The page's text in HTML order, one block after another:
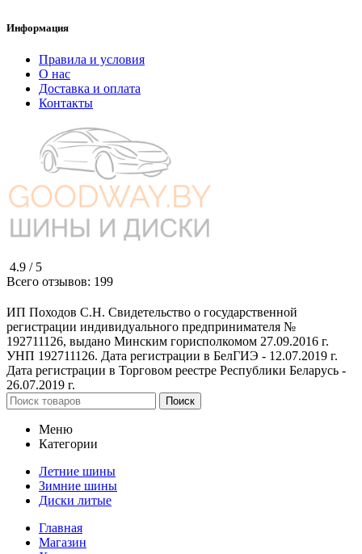
Информация
Правила и условия
О нас
Доставка и оплата
Контакты
4.9 / 5
Всего отзывов: 199
ИП Походов С.Н. Свидетельство о государственной
регистрации индивидуального предпринимателя №
192711126, выдано Минским горисполкомом 27.09.2016 г.
УНП 192711126. Дата регистрации в БелГИЭ - 12.07.2019 г.
Дата регистрации в Торговом реестре Республики Беларусь -
26.07.2019 г.
Поиск
Меню
Категории
Летние шины
Зимние шины
Диски литые
Главная
Магазин